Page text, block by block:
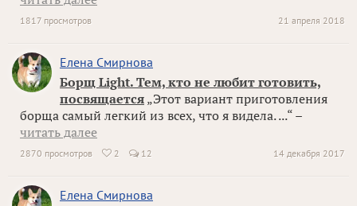
21 апреля 2018
1817 просмотров
Елена Смирнова
Борщ Light. Тем, кто не любит готовить,
посвящается „Этот вариант приготовления
борща самый легкий из всех, что я видела. ...“ –
читать далее
14 декабря 2017
2870 просмотров  2 12
Елена Смирнова